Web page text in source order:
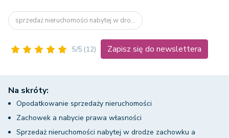
sprzedaż nieruchomości nabytej w dro...
5/5 (12) Zapisz się do newslettera
Na skróty:
Opodatkowanie sprzedaży nieruchomości
Zachowek a nabycie prawa własności
Sprzedaż nieruchomości nabytej w drodze zachowku a